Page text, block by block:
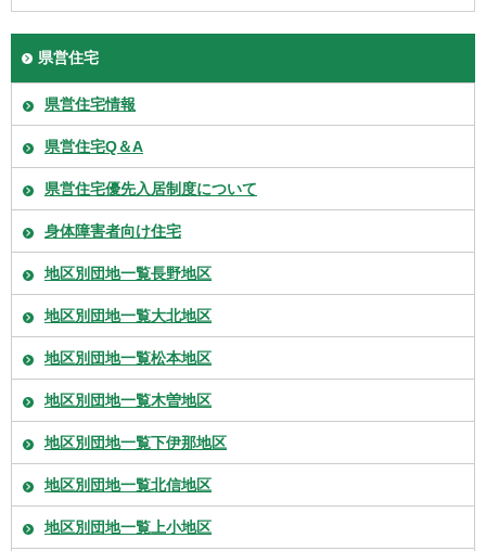
県営住宅
県営住宅情報
県営住宅Q＆A
県営住宅優先入居制度について
身体障害者向け住宅
地区別団地一覧長野地区
地区別団地一覧大北地区
地区別団地一覧松本地区
地区別団地一覧木曽地区
地区別団地一覧下伊那地区
地区別団地一覧北信地区
地区別団地一覧上小地区